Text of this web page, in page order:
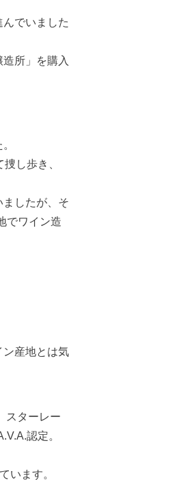
でいました
所」を購入
し歩き、
したが、そ
でワイン造
ン産地とは気
スターレー
認定。
います。